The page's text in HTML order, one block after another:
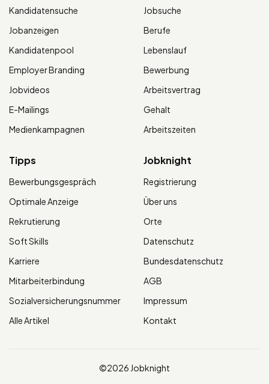
Kandidatensuche
Jobanzeigen
Kandidatenpool
Employer Branding
Jobvideos
E-Mailings
Medienkampagnen
Jobsuche
Berufe
Lebenslauf
Bewerbung
Arbeitsvertrag
Gehalt
Arbeitszeiten
Tipps
Bewerbungsgespräch
Optimale Anzeige
Rekrutierung
Soft Skills
Karriere
Mitarbeiterbindung
Sozialversicherungsnummer
Alle Artikel
Jobknight
Registrierung
Über uns
Orte
Datenschutz
Bundesdatenschutz
AGB
Impressum
Kontakt
©2026 Jobknight